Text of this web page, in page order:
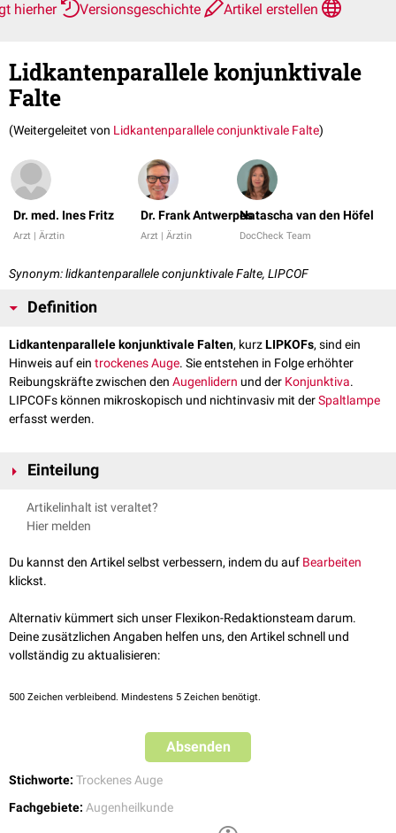
hierher
Versionsgeschichte Artikel erstellen
Lidkantenparallele konjunktivale
Falte
(Weitergeleitet von Lidkantenparallele conjunktivale Falte)
Dr. med. Ines Fritz
Arzt | Ärztin
Dr. Frank Antwerpes
Arzt | Ärztin
Natascha van den Höfel
DocCheck Team
Synonym: lidkantenparallele conjunktivale Falte, LIPCOF
Definition
Lidkantenparallele konjunktivale Falten, kurzLIPKOFs, sind ein
Hinweis auf ein trockenes Auge. Sie entstehen in Folge erhöhter
Reibungskräfte zwischen den Augenlidern und der Konjunktiva.
LIPCOFs können mikroskopisch und nichtinvasiv mit derSpaltlampe
erfasst werden.
Einteilung
LIPCOFs werden in drei Stadien eingeteilt:
Grad 0: keine permanente Bindehautfalte
Grad 2: zwei permanente Bindehautfalten
Grad 3: mehrere permanente Bindehautfalten
Artikelinhalt ist veraltet?
Hier melden
Du kannst den Artikel selbst verbessern, indem du auf Bearbeiten
klickst.
Alternativ kümmert sich unser Flexikon-Redaktionsteam darum.
Deine zusätzlichen Angaben helfen uns, den Artikel schnell und
vollständig zu aktualisieren:
500 Zeichen verbleibend. Mindestens 5 Zeichen benötigt.
Absenden
Stichworte: Trockenes Auge
Fachgebiete: Augenheilkunde